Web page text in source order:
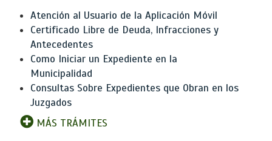
Atención al Usuario de la Aplicación Móvil
Certificado Libre de Deuda, Infracciones y
Antecedentes
Como Iniciar un Expediente en la
Municipalidad
Consultas Sobre Expedientes que Obran en los
Juzgados
MÁS TRÁMITES